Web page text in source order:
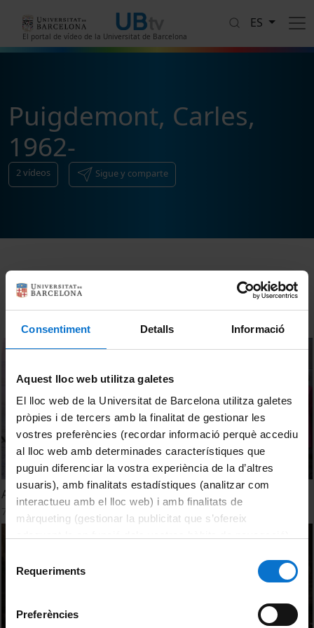
Consentiment Detalls Informació
Aquest lloc web utilitza galetes
El lloc web de la Universitat de Barcelona utilitza galetes
pròpies i de tercers amb la finalitat de gestionar les
vostres preferències (recordar informació perquè accediu
al lloc web amb determinades característiques que
puguin diferenciar la vostra experiència de la d’altres
usuaris), amb finalitats estadístiques (analitzar com
interactueu amb el lloc web) i amb finalitats de
màrqueting (gestionar la publicitat que s’ofereix
consultar laPolítica de galetes del lloc web de la
Requeriments
Preferències
El portal de vídeo de la Universitat de Barcelona
ES
Puigdemont, Carles,
1962-
2vídeos Sigue y comparte
Ordenar
Acte en record de les víctimes de l’accident de Freginals